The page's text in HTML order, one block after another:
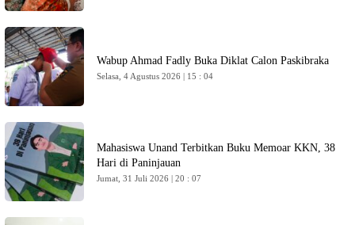
Wabup Ahmad Fadly Buka Diklat Calon Paskibraka
Selasa, 4 Agustus 2026 | 15 : 04
Mahasiswa Unand Terbitkan Buku Memoar KKN, 38
Hari di Paninjauan
Jumat, 31 Juli 2026 | 20 : 07